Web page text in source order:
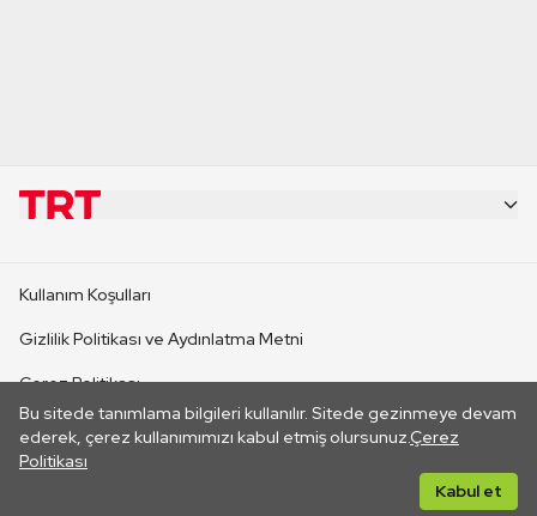
Bu sitede tanımlama bilgileri kullanılır. Sitede gezinmeye devam
ederek, çerez kullanımımızı kabul etmiş olursunuz.Çerez
Politikası
Kabul et
CANLI YAYINLAR
Kullanım Koşulları
Gizlilik Politikası ve Aydınlatma Metni
Çerez Politikası
İletişim
Her hakkı saklıdır. ©2026 TRT. Bağlantı yoluyla gidilen dış